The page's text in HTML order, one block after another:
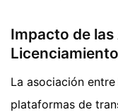
Impacto de
La asociación
plataformas de